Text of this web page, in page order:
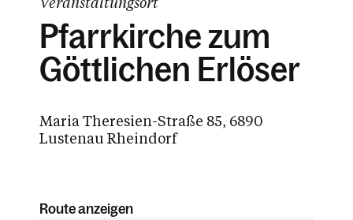
Pfarrkirche zum
Göttlichen Erlöser
Maria Theresien-Straße 85, 6890
Lustenau Rheindorf
Route anzeigen